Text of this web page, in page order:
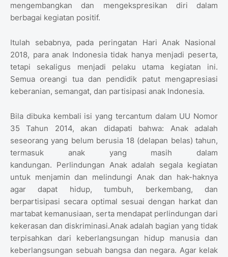
mengembangkan dan mengekspresikan diri dalam
berbagai kegiatan positif.
Itulah sebabnya, pada peringatan Hari Anak Nasional
2018, para anak Indonesia tidak hanya menjadi peserta,
tetapi sekaligus menjadi pelaku utama kegiatan ini.
Semua oreangi tua dan pendidik patut mengapresiasi
keberanian, semangat, dan partisipasi anak Indonesia.
Bila dibuka kembali isi yang tercantum dalam UU Nomor
35 Tahun 2014, akan didapati bahwa: Anak adalah
seseorang yang belum berusia 18 (delapan belas) tahun,
termasuk anak yang masih dalam
kandungan. Perlindungan Anak adalah segala kegiatan
untuk menjamin dan melindungi Anak dan hak-haknya
agar dapat hidup, tumbuh, berkembang, dan
berpartisipasi secara optimal sesuai dengan harkat dan
martabat kemanusiaan, serta mendapat perlindungan dari
kekerasan dan diskriminasi.Anak adalah bagian yang tidak
terpisahkan dari keberlangsungan hidup manusia dan
keberlangsungan sebuah bangsa dan negara. Agar kelak